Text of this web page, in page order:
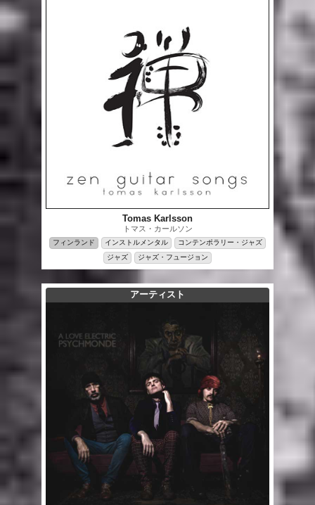
Tomas Karlsson
トマス・カールソン
フィンランド インストルメンタル
コンテンポラリー・ジャズ
ジャズ
ジャズ・フュージョン
アーティスト